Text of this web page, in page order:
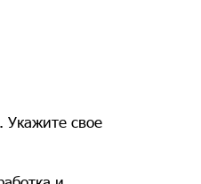
Укажите свое